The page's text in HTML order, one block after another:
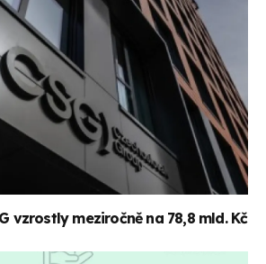
vzrostly meziročně na 78,8 mld. Kč